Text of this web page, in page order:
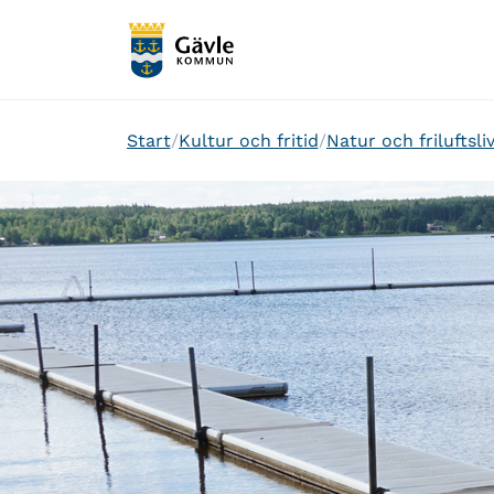
Start Kultur och fritid Natur och friluftsliv